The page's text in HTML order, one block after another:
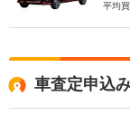
平均
車査定申込